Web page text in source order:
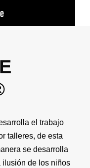
el trabajo
talleres, de esta
se desarrolla
ilusión de los niños